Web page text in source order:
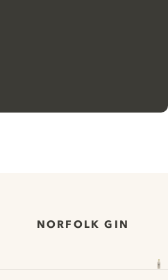
NORFOLK GIN